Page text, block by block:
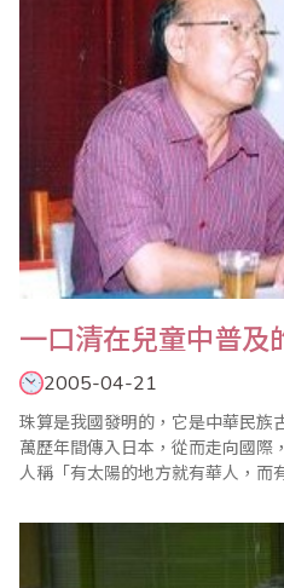
一口清在兒童中普及
2005-04-21
珠算是我國發明的，它是中華民族
萬歷年間傳入日本，從而走向國際
人稱「有太陽的地方就有華人，而
詞，據文字記載，早在東漢徐岳撰
到，至今已有近2000年的歷史，
一，二上二，……五十二句口訣，而